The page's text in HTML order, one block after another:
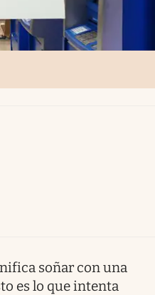
soñar con una
es lo que intenta